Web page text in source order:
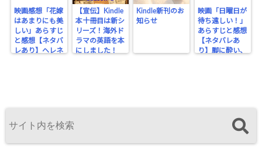
映画感想「花嫁
はあまりにも美
しい」あらすじ
と感想【ネタバ
レあり】ヘレネ
【宣伝】Kindle
本十冊目は新シ
リーズ！海外ド
ラマの英語を本
にしました！
Kindle新刊のお
知らせ
映画「日曜日が
待ち遠しい！」
あらすじと感想
【ネタバレあ
り】脚に酔い、